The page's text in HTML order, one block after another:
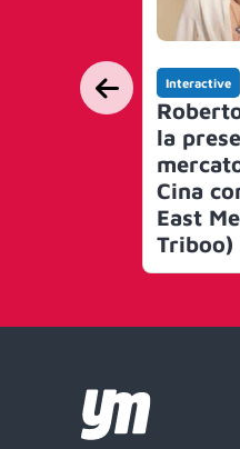
Interactive
la
Cina
East
Triboo)